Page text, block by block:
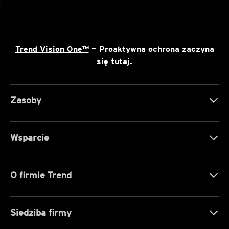
Trend Vision One™— Proaktywna ochrona zaczyna
się tutaj.
Zasoby
Wsparcie
O firmie Trend
Siedziba firmy